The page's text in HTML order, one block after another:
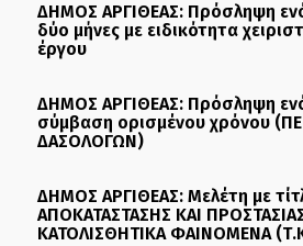
ΔΗΜΟΣ ΑΡΓΙΘΕΑΣ: Πρόσληψη
δύο μήνες με ειδικότητα
έργου
ΔΗΜΟΣ ΑΡΓΙΘΕΑΣ: Πρόσληψη
σύμβαση ορισμένου χρόνου
ΔΑΣΟΛΟΓΩΝ)
ΔΗΜΟΣ ΑΡΓΙΘΕΑΣ: Μελέτη με
ΑΠΟΚΑΤΑΣΤΑΣΗΣ ΚΑΙ
ΚΑΤΟΛΙΣΘΗΤΙΚΑ ΦΑΙΝΟΜΕΝΑ